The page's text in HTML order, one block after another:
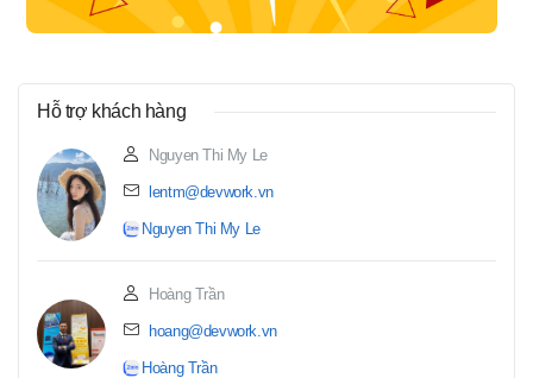
Hỗ trợ khách hàng
Nguyen Thi My Le
lentm@devwork.vn
Nguyen Thi My Le
Hoàng Trần
hoang@devwork.vn
Hoàng Trần